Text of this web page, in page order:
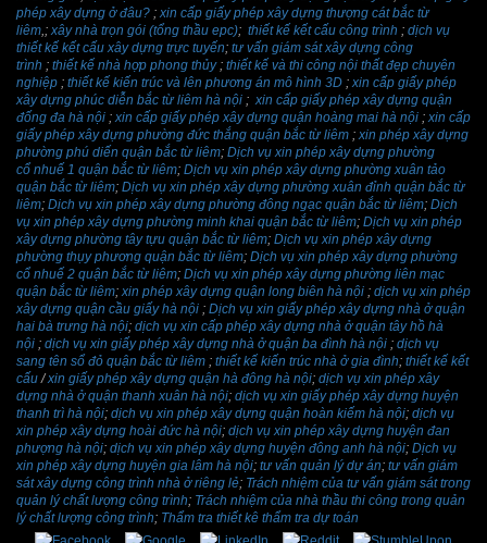
phép xây dựng ở đâu? ;xin cấp giấy phép xây dựng thượng cát bắc từ
liêm,;xây nhà trọn gói (tổng thầu epc); thiết kế kết cấu công trình ; dịch vụ
thiết kế kết cấu xây dựng trực tuyến; tư vấn giám sát xây dựng công
trình ; thiết kế nhà hợp phong thủy; thiết kế và thi công nội thất đẹp chuyên
nghiệp ; thiết kế kiến trúc và lên phương án mô hình 3D ;xin cấp giấy phép
xây dựng phúc diễn bắc từ liêm hà nội ;xin cấp giấy phép xây dựng quận
đống đa hà nội ;xin cấp giấy phép xây dựng quận hoàng mai hà nội ;xin cấp
giấy phép xây dựng phường đức thắng quận bắc từ liêm ;xin phép xây dựng
phường phú diến quận bắc từ liêm; Dịch vụ xin phép xây dựng phường
cổ nhuế 1 quận bắc từ liêm; Dịch vụ xin phép xây dựng phường xuân tảo
quận bắc từ liêm; Dịch vụ xin phép xây dựng phường xuân đỉnh quận bắc từ
liêm; Dịch vụ xin phép xây dựng phường đông ngạc quận bắc từ liêm; Dịch
vụ xin phép xây dựng phường minh khai quận bắc từ liêm; Dịch vụ xin phép
xây dựng phường tây tựu quận bắc từ liêm; Dịch vụ xin phép xây dựng
phường thụy phương quận bắc từ liêm; Dịch vụ xin phép xây dựng phường
cổ nhuế 2 quận bắc từ liêm; Dịch vụ xin phép xây dựng phường liên mạc
quận bắc từ liêm;xin phép xây dựng quận long biên hà nội ; dịch vụ xin phép
xây dựng quận cầu giấy hà nội ; Dịch vụ xin giấy phép xây dựng nhà ở quận
hai bà trưng hà nội; dịch vụ xin cấp phép xây dựng nhà ở quận tây hồ hà
nội ; dịch vụ xin giấy phép xây dựng nhà ở quận ba đình hà nội ; dịch vụ
sang tên sổ đỏ quận bắc từ liêm ; thiết kế kiến trúc nhà ở gia đình; thiết kế kết
cấu/xin giấy phép xây dựng quận hà đông hà nội; dịch vụ xin phép xây
dựng nhà ở quận thanh xuân hà nội; dịch vụ xin giấy phép xây dựng huyện
thanh trì hà nội; dịch vụ xin phép xây dựng quận hoàn kiếm hà nội; dịch vụ
xin phép xây dựng hoài đức hà nội; dịch vụ xin phép xây dựng huyện đan
phượng hà nội; dịch vụ xin phép xây dựng huyện đông anh hà nội; Dịch vụ
xin phép xây dựng huyện gia lâm hà nội; tư vấn quản lý dự án; tư vấn giám
sát xây dựng công trình nhà ở riêng lẻ; Trách nhiệm của tư vấn giám sát trong
quản lý chất lượng công trình; Trách nhiệm của nhà thầu thi công trong quản
lý chất lượng công trình; Thẩm tra thiết kê thẩm tra dự toán